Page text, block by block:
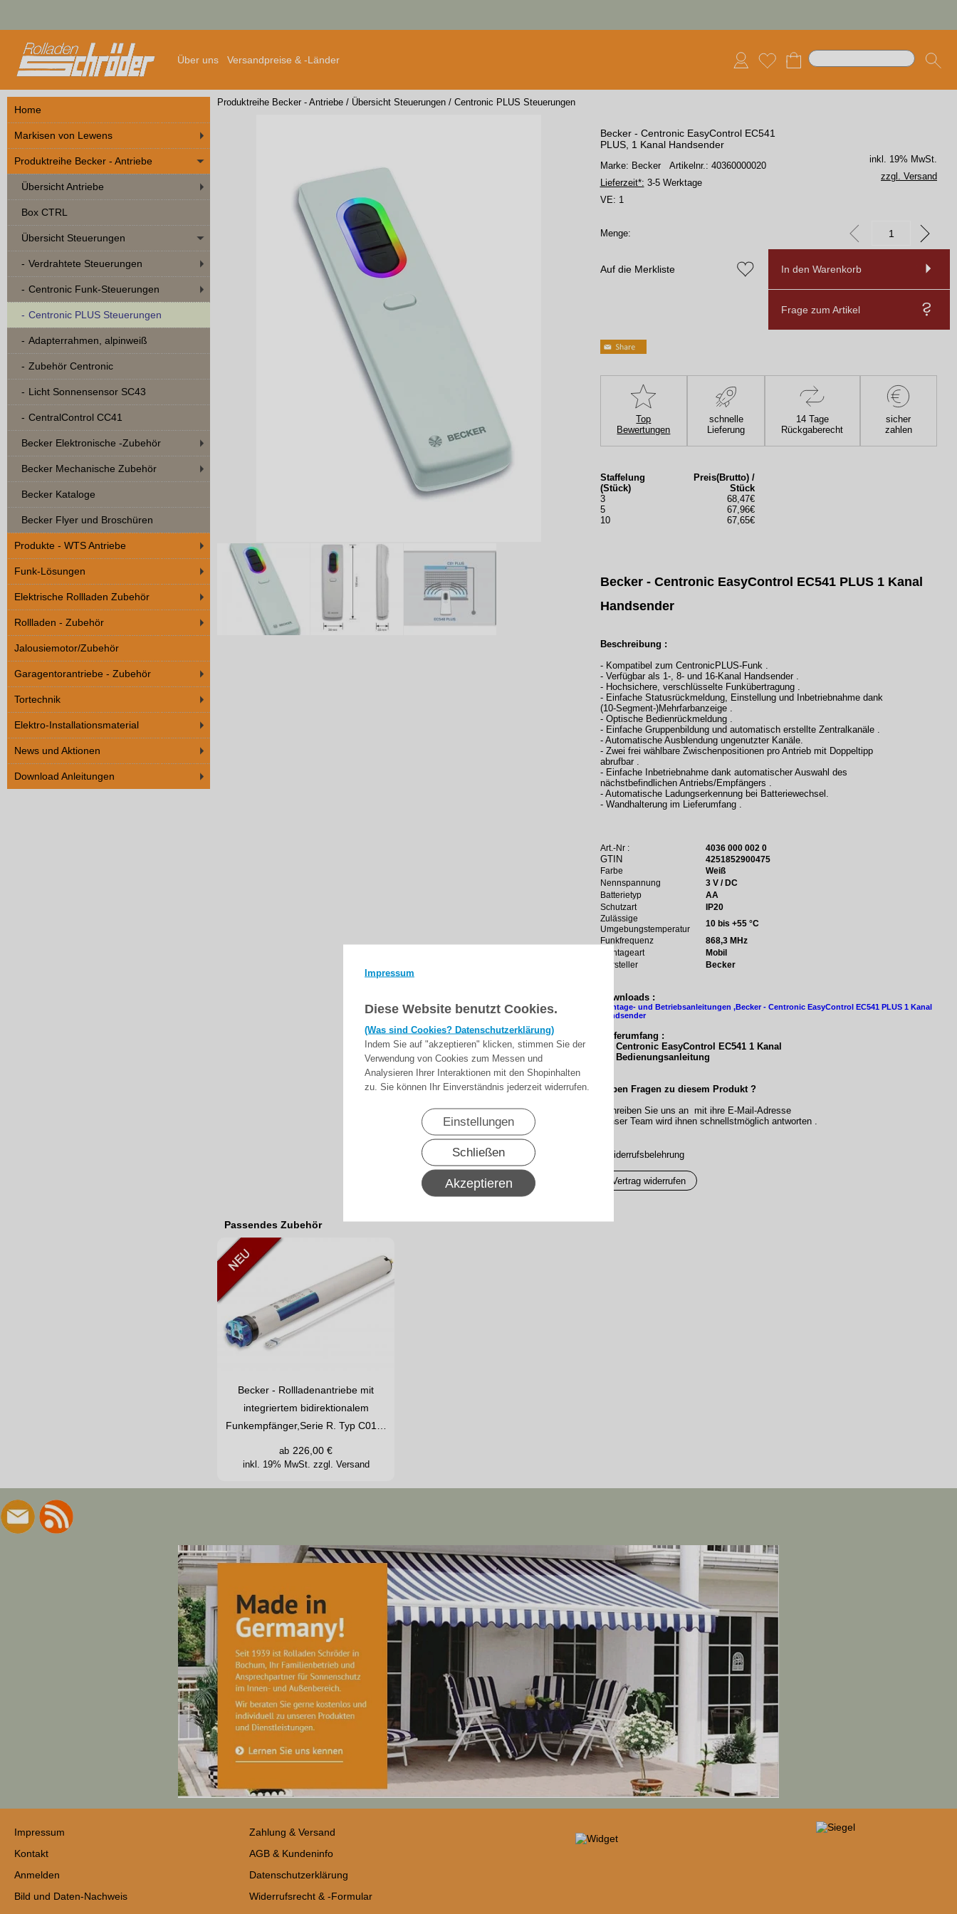
Impressum
Diese Website benutzt Cookies.
(Was sind Cookies? Datenschutzerklärung)
Indem Sie auf "akzeptieren" klicken, stimmen Sie der
Verwendung von Cookies zum Messen und
Analysieren Ihrer Interaktionen mit den Shopinhalten
zu. Sie können Ihr Einverständnis jederzeit widerrufen.
Einstellungen
Schließen
Akzeptieren
Über uns Versandpreise & -Länder
Home
Markisen von Lewens
Produktreihe Becker - Antriebe
Übersicht Antriebe
Box CTRL
Übersicht Steuerungen
Verdrahtete Steuerungen
Centronic Funk-Steuerungen
Centronic PLUS Steuerungen
Adapterrahmen, alpinweiß
Zubehör Centronic
Licht Sonnensensor SC43
CentralControl CC41
Becker Elektronische -Zubehör
Becker Mechanische Zubehör
Becker Kataloge
Becker Flyer und Broschüren
Produkte - WTS Antriebe
Funk-Lösungen
Elektrische Rollladen Zubehör
Rollladen - Zubehör
Jalousiemotor/Zubehör
Garagentorantriebe - Zubehör
Tortechnik
Elektro-Installationsmaterial
News und Aktionen
Download Anleitungen
Produktreihe Becker - Antriebe / Übersicht Steuerungen / Centronic PLUS Steuerungen
Becker - Centronic EasyControl EC541
PLUS, 1 Kanal Handsender
Marke: Becker Artikelnr.: 40360000020
Lieferzeit*: 3-5 Werktage
VE: 1
inkl. 19% MwSt.
zzgl. Versand
Menge:
Auf die Merkliste In den Warenkorb
Frage zum Artikel
Top
Bewertungen
schnelle
Lieferung
14 Tage
Rückgaberecht
sicher
zahlen
Staffelung
(Stück)
Preis(Brutto) /
Stück
3
68,47€
5
67,96€
10
67,65€
Becker - Centronic EasyControl EC541 PLUS 1 Kanal
Handsender
Beschreibung :
- Kompatibel zum CentronicPLUS-Funk .
- Verfügbar als 1-, 8- und 16-Kanal Handsender .
- Hochsichere, verschlüsselte Funkübertragung .
- Einfache Statusrückmeldung, Einstellung und Inbetriebnahme dank
(10-Segment-)Mehrfarbanzeige .
- Optische Bedienrückmeldung .
- Einfache Gruppenbildung und automatisch erstellte Zentralkanäle .
- Automatische Ausblendung ungenutzter Kanäle.
- Zwei frei wählbare Zwischenpositionen pro Antrieb mit Doppeltipp
abrufbar .
- Einfache Inbetriebnahme dank automatischer Auswahl des
nächstbefindlichen Antriebs/Empfängers .
- Automatische Ladungserkennung bei Batteriewechsel.
- Wandhalterung im Lieferumfang .
Art.-Nr : 4036 000 002 0
GTIN
4251852900475
Farbe
Weiß
Nennspannung
3 V / DC
Batterietyp
AA
Schutzart
IP20
Zulässige
Umgebungstemperatur
10 bis +55 °C
Funkfrequenz
868,3 MHz
Montageart
Mobil
Hersteller
Becker
Downloads :
Montage- und Betriebsanleitungen ,Becker - Centronic EasyControl EC541 PLUS 1 Kanal
Handsender
Lieferumfang :
1 x Centronic EasyControl EC541 1 Kanal
1 x Bedienungsanleitung
Haben Fragen zu diesem Produkt ?
Schreiben Sie uns an mit ihre E-Mail-Adresse
Unser Team wird ihnen schnellstmöglich antworten .
▸Widerrufsbelehrung
Vertrag widerrufen
Passendes Zubehör
Becker - Rollladenantriebe mit
integriertem bidirektionalem
Funkempfänger,Serie R. Typ C01…
inkl. 19% MwSt. zzgl. Versand
ab 226,00 €
Impressum
Kontakt
Anmelden
Bild und Daten-Nachweis
Zahlung & Versand
AGB & Kundeninfo
Datenschutzerklärung
Widerrufsrecht & -Formular